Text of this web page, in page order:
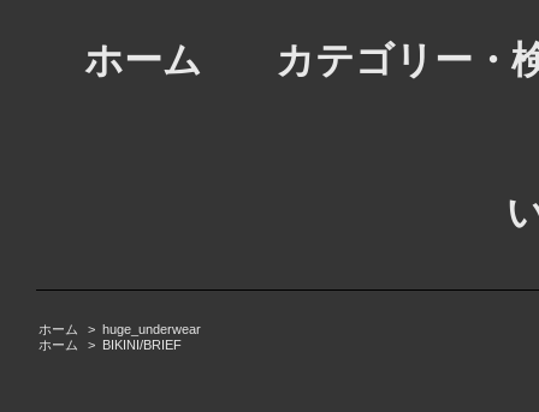
ホーム カテゴリー・
ホーム > huge_underwear
ホーム
> BIKINI/BRIEF